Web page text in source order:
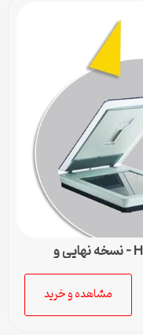
دانلود درایور اسکنر HP Scanjet 3800 – نسخه نهایی و
مشاهده و خرید